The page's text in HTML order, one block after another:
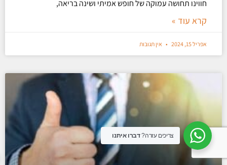
חווינו תחושה עמוקה של חופש אמיתי ושינה בריאה,
קרא עוד »
אפריל 15, 2024 אין תגובות
צריכים עזרה?דברו איתנו